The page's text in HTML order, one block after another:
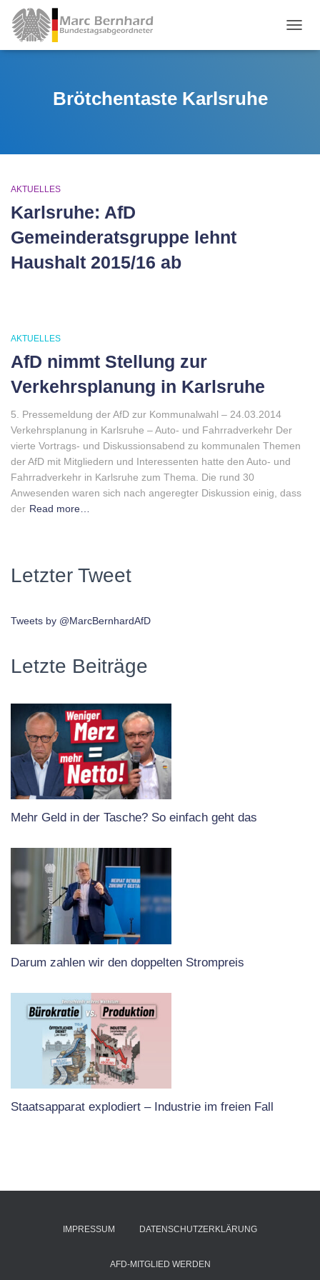
Brötchentaste Karlsruhe
AKTUELLES
Karlsruhe: AfD
Gemeinderatsgruppe lehnt
Haushalt 2015/16 ab
AKTUELLES
AfD nimmt Stellung zur
Verkehrsplanung in Karlsruhe
5. Pressemeldung der AfD zur Kommunalwahl – 24.03.2014
Verkehrsplanung in Karlsruhe – Auto- und Fahrradverkehr Der
vierte Vortrags- und Diskussionsabend zu kommunalen Themen
der AfD mit Mitgliedern und Interessenten hatte den Auto- und
Fahrradverkehr in Karlsruhe zum Thema. Die rund 30
Anwesenden waren sich nach angeregter Diskussion einig, dass
der Read more…
Letzter Tweet
Tweets by @MarcBernhardAfD
Letzte Beiträge
Mehr Geld in der Tasche? So einfach geht das
Darum zahlen wir den doppelten Strompreis
Staatsapparat explodiert – Industrie im freien Fall
IMPRESSUM DATENSCHUTZERKLÄRUNG
AFD-MITGLIED WERDEN